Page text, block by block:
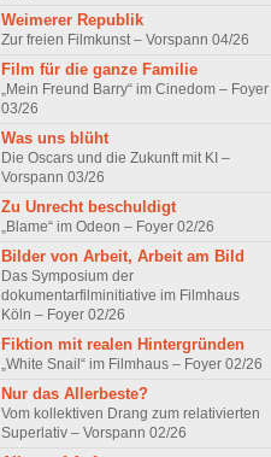
Weimerer Republik
Zur freien Filmkunst – Vorspann 04/26
Film für die ganze Familie
„Mein Freund Barry“ im Cinedom – Foyer
03/26
Was uns blüht
Die Oscars und die Zukunft mit KI –
Vorspann 03/26
Zu Unrecht beschuldigt
„Blame“ im Odeon – Foyer 02/26
Bilder von Arbeit, Arbeit am Bild
Das Symposium der
dokumentarfilminitiative im Filmhaus
Köln – Foyer 02/26
Fiktion mit realen Hintergründen
„White Snail“ im Filmhaus – Foyer 02/26
Nur das Allerbeste?
Vom kollektiven Drang zum relativierten
Superlativ – Vorspann 02/26